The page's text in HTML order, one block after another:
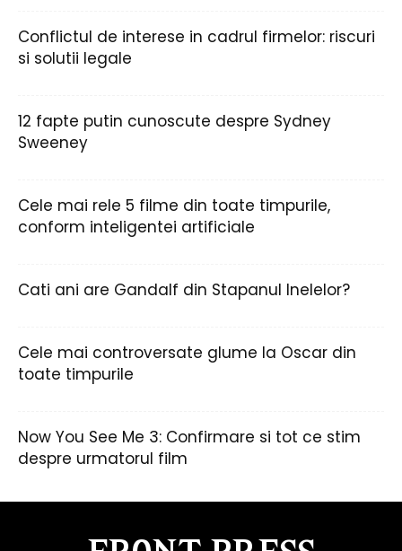
Conflictul de interese in cadrul firmelor: riscuri
si solutii legale
12 fapte putin cunoscute despre Sydney
Sweeney
Cele mai rele 5 filme din toate timpurile,
conform inteligentei artificiale
Cati ani are Gandalf din Stapanul Inelelor?
Cele mai controversate glume la Oscar din
toate timpurile
Now You See Me 3: Confirmare si tot ce stim
despre urmatorul film